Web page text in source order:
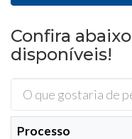
Confira
disponíveis!
Processo